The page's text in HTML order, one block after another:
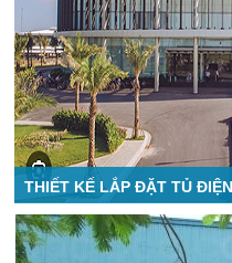
THIẾT KẾ LẮP ĐẶT TỦ